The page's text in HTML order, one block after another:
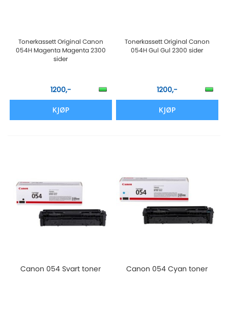
Tonerkassett Original Canon
054H Magenta Magenta 2300
sider
1200,-
KJØP
Tonerkassett Original Canon
054H Gul Gul 2300 sider
1200,-
KJØP
Canon 054 Svart toner Canon 054 Cyan toner